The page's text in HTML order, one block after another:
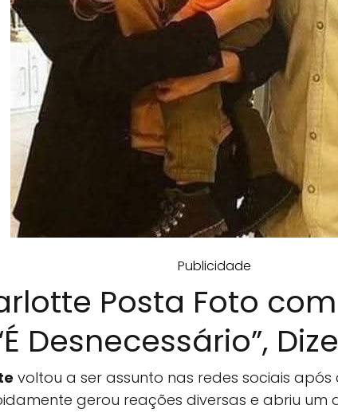
Publicidade
Posta Foto
Desnecessário”,
voltou a ser assunto nas redes sociais
gerou reações diversas e abriu